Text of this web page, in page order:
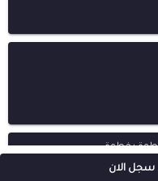
بخطوة
سجل الان